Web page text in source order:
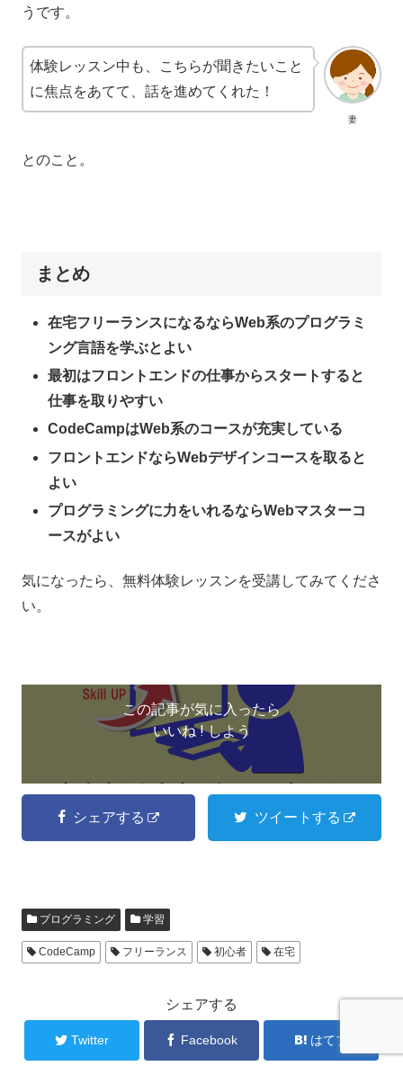
うです。
妻
体験レッスン中も、こちらが聞きたいこと
に焦点をあてて、話を進めてくれた！
とのこと。
まとめ
在宅フリーランスになるならWeb系のプログラミ
ング言語を学ぶとよい
最初はフロントエンドの仕事からスタートすると
仕事を取りやすい
CodeCampはWeb系のコースが充実している
フロントエンドならWebデザインコースを取ると
よい
プログラミングに力をいれるならWebマスターコ
ースがよい
気になったら、無料体験レッスンを受講してみてくださ
い。
この記事が気に入ったら
いいね ! しよう
シェアする ツイートする
プログラミング 学習
CodeCamp フリーランス 初心者 在宅
シェアする
Twitter Facebook はてブ